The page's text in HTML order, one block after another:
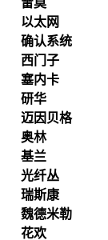
雷莫
以太网
确认系统
西门子
塞内卡
研华
迈因贝格
奥林
基兰
光纤丛
瑞斯康
魏德米勒
花欢